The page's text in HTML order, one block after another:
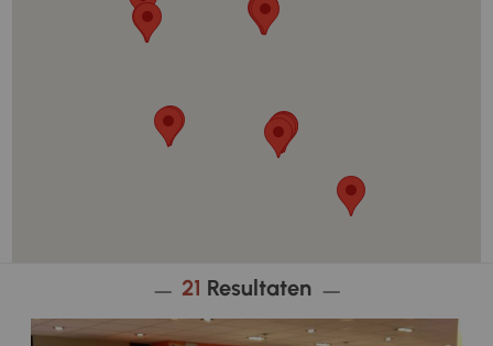
21 Resultaten